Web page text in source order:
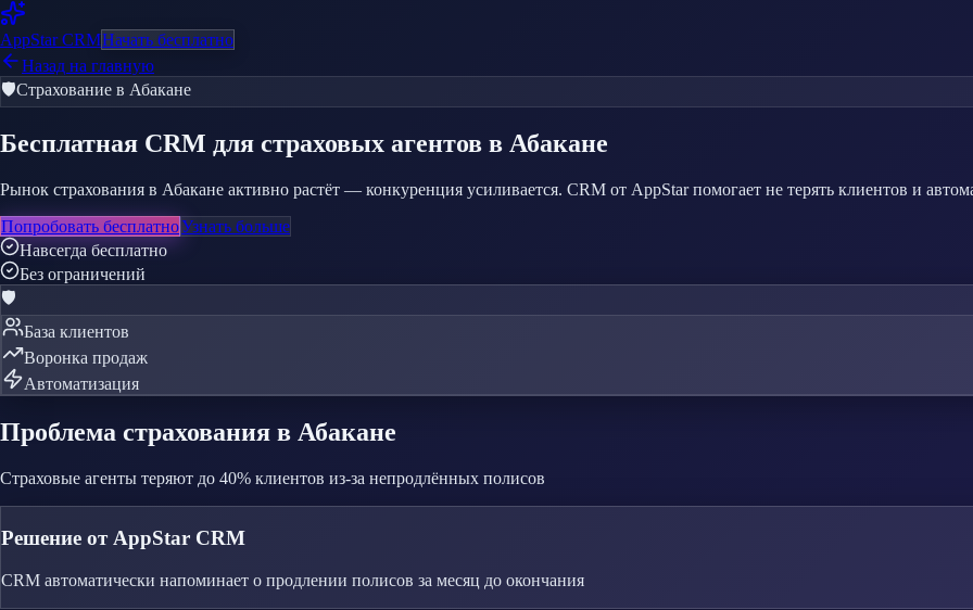
AppStarCRMНачать бесплатно
Назад на главную
🛡️Страхование в Абакане
Бесплатная CRM для страховых агентов в Абакане
Рынок страхования в Абакане активно растёт — конкуренция усиливается. CRM от AppStar помогает не терять клиентов и
Попробовать бесплатноУзнать больше
Навсегда бесплатно
Без ограничений
🛡️
База клиентов
Воронка продаж
Автоматизация
Проблема страхования в Абакане
Страховые агенты теряют до 40% клиентов из-за непродлённых полисов
Решение от AppStar CRM
CRM автоматически напоминает о продлении полисов за месяц до окончания